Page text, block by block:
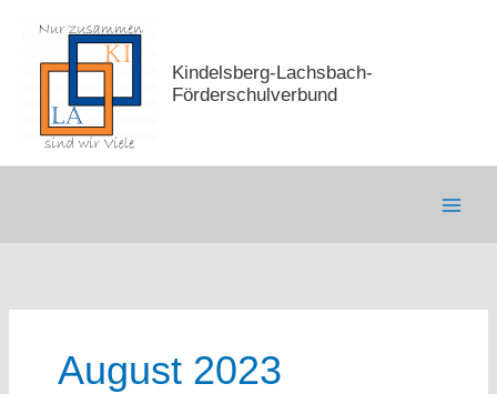
springen
Kindelsberg-Lachsbach-
Förderschulverbund
August 2023